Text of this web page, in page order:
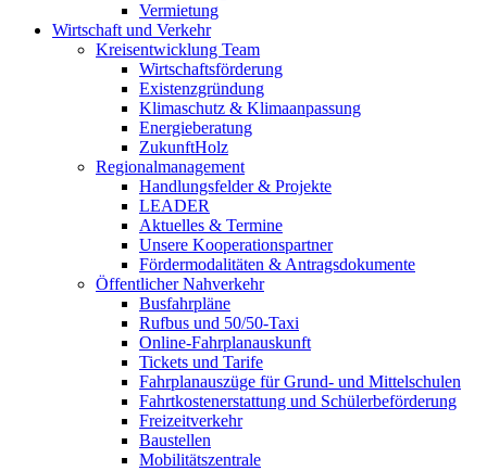
Vermietung
Wirtschaft und Verkehr
Kreisentwicklung Team
Wirtschaftsförderung
Existenzgründung
Klimaschutz & Klimaanpassung
Energieberatung
ZukunftHolz
Regionalmanagement
Handlungsfelder & Projekte
LEADER
Aktuelles & Termine
Unsere Kooperationspartner
Fördermodalitäten & Antragsdokumente
Öffentlicher Nahverkehr
Busfahrpläne
Rufbus und 50/50-Taxi
Online-Fahrplanauskunft
Tickets und Tarife
Fahrplanauszüge für Grund- und Mittelschulen
Fahrtkostenerstattung und Schülerbeförderung
Freizeitverkehr
Baustellen
Mobilitätszentrale